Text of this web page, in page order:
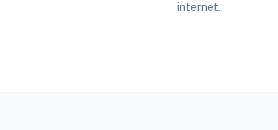
internet.